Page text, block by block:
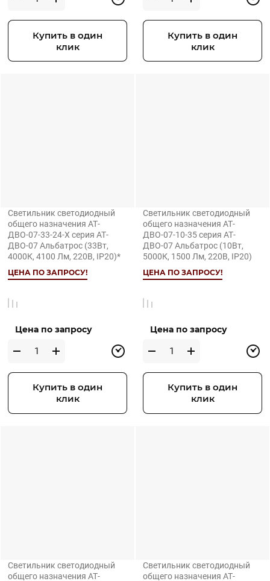
Купить в один
клик
Купить в один
клик
Светильник светодиодный
общего назначения АТ-
ДВО-07-33-24-Х серия АТ-
ДВО-07 Альбатрос (33Вт,
4000К, 4100 Лм, 220В, IP20)*
ЦЕНА ПО ЗАПРОСУ!
Цена по запросу
Купить в один
клик
Светильник светодиодный
общего назначения АТ-
ДВО-07-10-35 серия АТ-
ДВО-07 Альбатрос (10Вт,
5000К, 1500 Лм, 220В, IP20)
ЦЕНА ПО ЗАПРОСУ!
Цена по запросу
Купить в один
клик
Светильник светодиодный
общего назначения АТ-
Светильник светодиодный
общего назначения АТ-